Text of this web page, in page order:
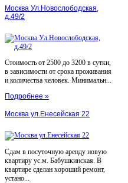
Москва Ул.Новослободская,
д.49/2
Стоимость от 2500 до 3200 в сутки,
в зависимости от срока проживания
и количества человек. Минимальн...
Подробнее »
Москва ул.Енесейская 22
Сдам в посуточную аренду новую
квартиру ус.м. Бабушкинская. В
квартире сделан хороший ремонт,
устано...